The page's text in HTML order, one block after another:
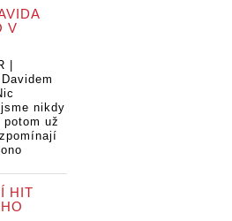
V
|
nikdy
už
HIT